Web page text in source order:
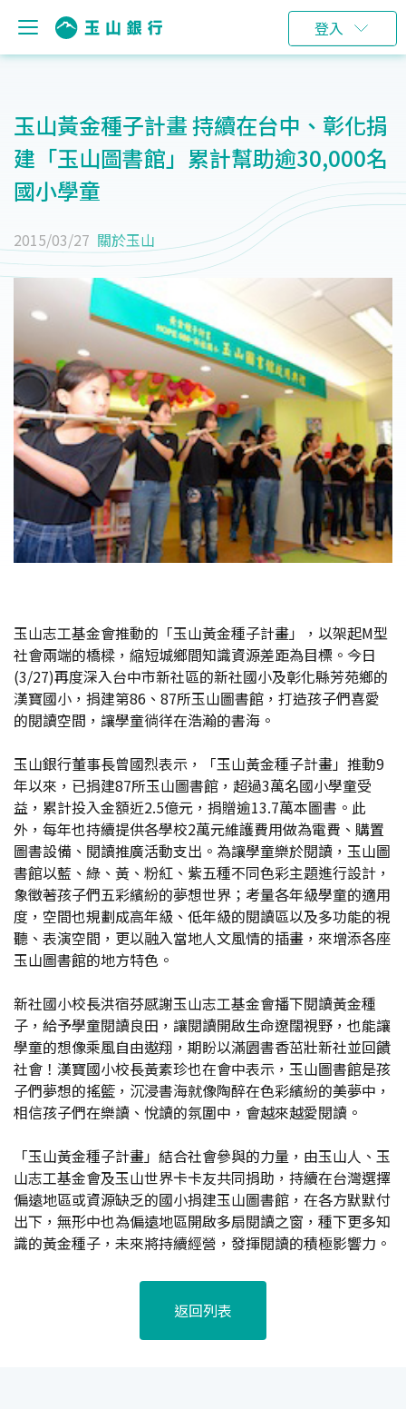
登入
玉山黃金種子計畫 持續在台中、彰化捐
建「玉山圖書館」累計幫助逾30,000名
國小學童
2015/03/27 關於玉山
玉山志工基金會推動的「玉山黃金種子計畫」，以架起M型
社會兩端的橋樑，縮短城鄉間知識資源差距為目標。今日
(3/27)再度深入台中市新社區的新社國小及彰化縣芳苑鄉的
漢寶國小，捐建第86、87所玉山圖書館，打造孩子們喜愛
的閱讀空間，讓學童徜徉在浩瀚的書海。
玉山銀行董事長曾國烈表示，「玉山黃金種子計畫」推動9
年以來，已捐建87所玉山圖書館，超過3萬名國小學童受
益，累計投入金額近2.5億元，捐贈逾13.7萬本圖書。此
外，每年也持續提供各學校2萬元維護費用做為電費、購置
圖書設備、閱讀推廣活動支出。為讓學童樂於閱讀，玉山圖
書館以藍、綠、黃、粉紅、紫五種不同色彩主題進行設計，
象徵著孩子們五彩繽紛的夢想世界；考量各年級學童的適用
度，空間也規劃成高年級、低年級的閱讀區以及多功能的視
聽、表演空間，更以融入當地人文風情的插畫，來增添各座
玉山圖書館的地方特色。
新社國小校長洪宿芬感謝玉山志工基金會播下閱讀黃金種
子，給予學童閱讀良田，讓閱讀開啟生命遼闊視野，也能讓
學童的想像乘風自由遨翔，期盼以滿園書香茁壯新社並回饋
社會！漢寶國小校長黃素珍也在會中表示，玉山圖書館是孩
子們夢想的搖籃，沉浸書海就像陶醉在色彩繽紛的美夢中，
相信孩子們在樂讀、悅讀的氛圍中，會越來越愛閱讀。
「玉山黃金種子計畫」結合社會參與的力量，由玉山人、玉
山志工基金會及玉山世界卡卡友共同捐助，持續在台灣選擇
偏遠地區或資源缺乏的國小捐建玉山圖書館，在各方默默付
出下，無形中也為偏遠地區開啟多扇閱讀之窗，種下更多知
識的黃金種子，未來將持續經營，發揮閱讀的積極影響力。
返回列表